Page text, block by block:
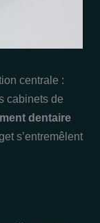
centrale :
cabinets de
dentaire
s’entremêlent